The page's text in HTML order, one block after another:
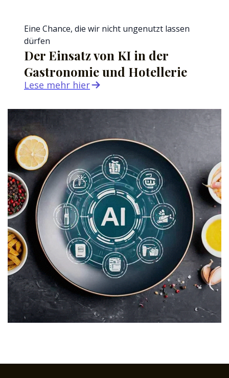
Eine Chance, die wir nicht ungenutzt lassen
dürfen
Der Einsatz von KI in der
Gastronomie und Hotellerie
Lese mehr hier